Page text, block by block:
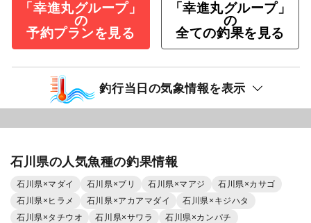
「幸進丸グループ」
の
予約プランを見る
「幸進丸グループ」
の
全ての釣果を見る
釣行当日の気象情報を表示
石川県の人気魚種の釣果情報
石川県×マダイ 石川県×ブリ 石川県×マアジ
石川県×カサゴ
石川県×ヒラメ
石川県×アカアマダイ
石川県×キジハタ
石川県×タチウオ
石川県×サワラ
石川県×カンパチ